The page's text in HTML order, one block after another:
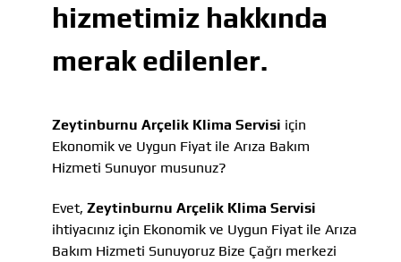
hizmetimiz hakkında
merak edilenler.
Zeytinburnu Arçelik Klima Servisi için
Ekonomik ve Uygun Fiyat ile Arıza Bakım
Hizmeti Sunuyor musunuz?
Evet, Zeytinburnu Arçelik Klima Servisi
ihtiyacınız için Ekonomik ve Uygun Fiyat ile Arıza
Bakım Hizmeti Sunuyoruz Bize Çağrı merkezi